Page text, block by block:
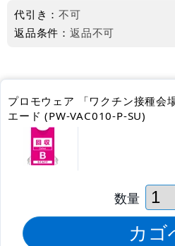
代引き：不可
返品条件： 返品不可
プロモウェア 「ワクチン接種会
エード (PW-VAC010-P-SU)
数量